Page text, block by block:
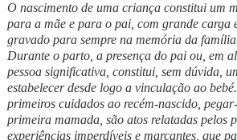
O nascimento de uma criança constitui um
para a mãe e para o pai, com grande carga
gravado para sempre na memória da
Durante o parto, a presença do pai ou, em
pessoa significativa, constitui, sem dúvida,
estabelecer desde logo a vinculação ao
primeiros cuidados ao recém-nascido,
primeira mamada, são atos relatadas pelos
experiências imperdíveis e marcantes, que